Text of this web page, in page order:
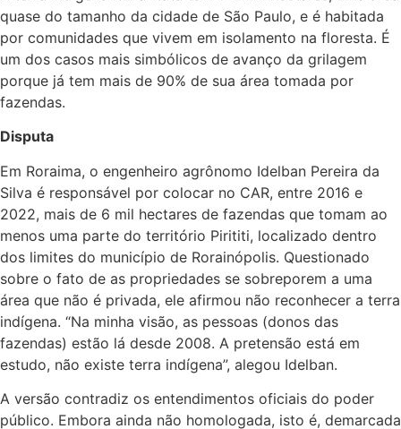
quase do tamanho da cidade de São Paulo, e é habitada
por comunidades que vivem em isolamento na floresta. É
um dos casos mais simbólicos de avanço da grilagem
porque já tem mais de 90% de sua área tomada por
fazendas.
Disputa
Em Roraima, o engenheiro agrônomo Idelban Pereira da
Silva é responsável por colocar no CAR, entre 2016 e
2022, mais de 6 mil hectares de fazendas que tomam ao
menos uma parte do território Pirititi, localizado dentro
dos limites do município de Rorainópolis. Questionado
sobre o fato de as propriedades se sobreporem a uma
área que não é privada, ele afirmou não reconhecer a terra
indígena. “Na minha visão, as pessoas (donos das
fazendas) estão lá desde 2008. A pretensão está em
estudo, não existe terra indígena”, alegou Idelban.
A versão contradiz os entendimentos oficiais do poder
público. Embora ainda não homologada, isto é, demarcada